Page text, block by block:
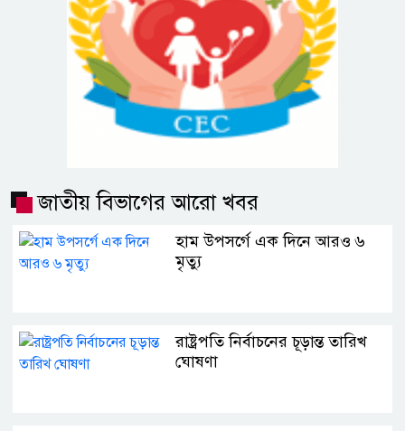
জাতীয় বিভাগের আরো খবর
হাম উপসর্গে এক দিনে আরও ৬
মৃত্যু
রাষ্ট্রপতি নির্বাচনের চূড়ান্ত তারিখ
ঘোষণা